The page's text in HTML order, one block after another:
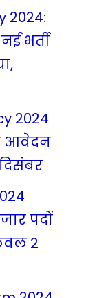
2024:
भर्ती
2024
आवेदन
पदों
2